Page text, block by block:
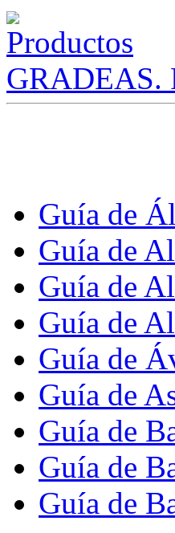
GRADEAS.
Guía de
Guía de
Guía de
Guía de
Guía de
Guía de
Guía de
Guía de
Guía de